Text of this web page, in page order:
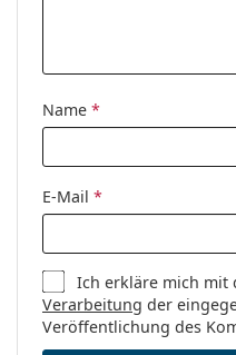
Name *
E-Mail *
Ich erkläre mich mit
Verarbeitung der
Veröffentlichung des